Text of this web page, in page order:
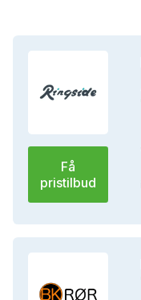
Få
pristilbud